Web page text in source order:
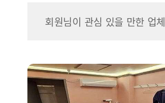
회원님이 관심 있을 만한 업체